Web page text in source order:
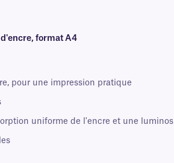
format A4
pour une impression pratique
uniforme de l'encre et une